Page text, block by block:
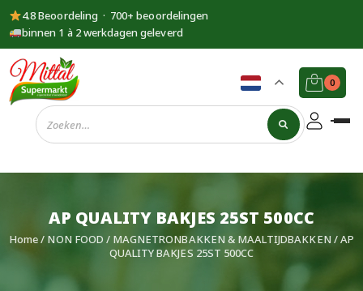
4.8 Beoordeling · 700+ beoordelingen
binnen 1 à 2 werkdagen geleverd
Supermarkt
Mittal
0
AP QUALITY BAKJES 25ST 500CC
Home/ NON FOOD / MAGNETRONBAKKEN & MAALTIJDBAKKEN / AP
QUALITY BAKJES 25ST 500CC